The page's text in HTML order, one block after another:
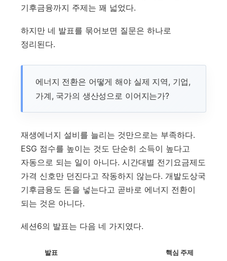
기후금융까지 주제는 꽤 넓었다.
하지만 네 발표를 묶어보면 질문은 하나로
정리된다.
에너지 전환은 어떻게 해야 실제 지역, 기업,
가계, 국가의 생산성으로 이어지는가?
재생에너지 설비를 늘리는 것만으로는 부족하다.
ESG 점수를 높이는 것도 단순히 소득이 높다고
자동으로 되는 일이 아니다. 시간대별 전기요금제도
가격 신호만 던진다고 작동하지 않는다. 개발도상국
기후금융도 돈을 넣는다고 곧바로 에너지 전환이
되는 것은 아니다.
세션6의 발표는 다음 네 가지였다.
발표 핵심 주제